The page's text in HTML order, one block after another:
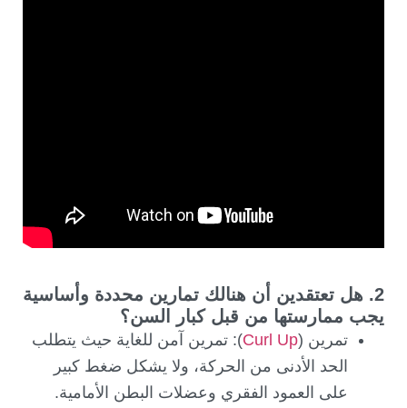
2. هل تعتقدين أن هنالك تمارين محددة وأساسية
يجب ممارستها من قبل كبار السن؟
تمرين (Curl Up): تمرين آمن للغاية حيث يتطلب
الحد الأدنى من الحركة، ولا يشكل ضغط كبير
على العمود الفقري وعضلات البطن الأمامية.